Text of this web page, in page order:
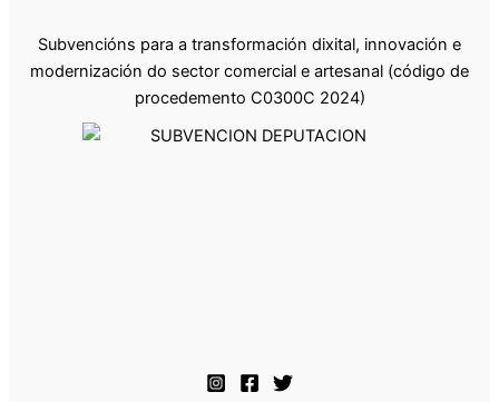
Subvencións para a transformación dixital, innovación e
modernización do sector comercial e artesanal (código de
procedemento C0300C 2024)